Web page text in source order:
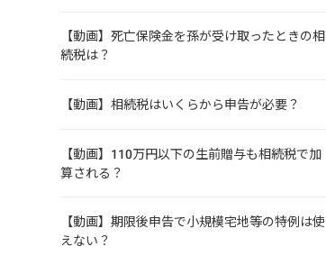
【動画】死亡保険金を孫が受け取ったときの相
続税は？
【動画】相続税はいくらから申告が必要？
【動画】110万円以下の生前贈与も相続税で加
算される？
【動画】期限後申告で小規模宅地等の特例は使
えない？